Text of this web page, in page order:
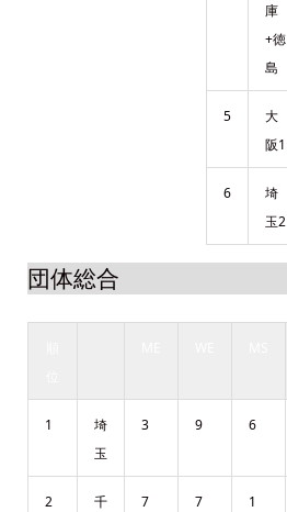
庫
+徳
島
5
大
阪1
6
埼
玉2
団体総合
1
埼
玉
3 9 6
2
千
7 7 1